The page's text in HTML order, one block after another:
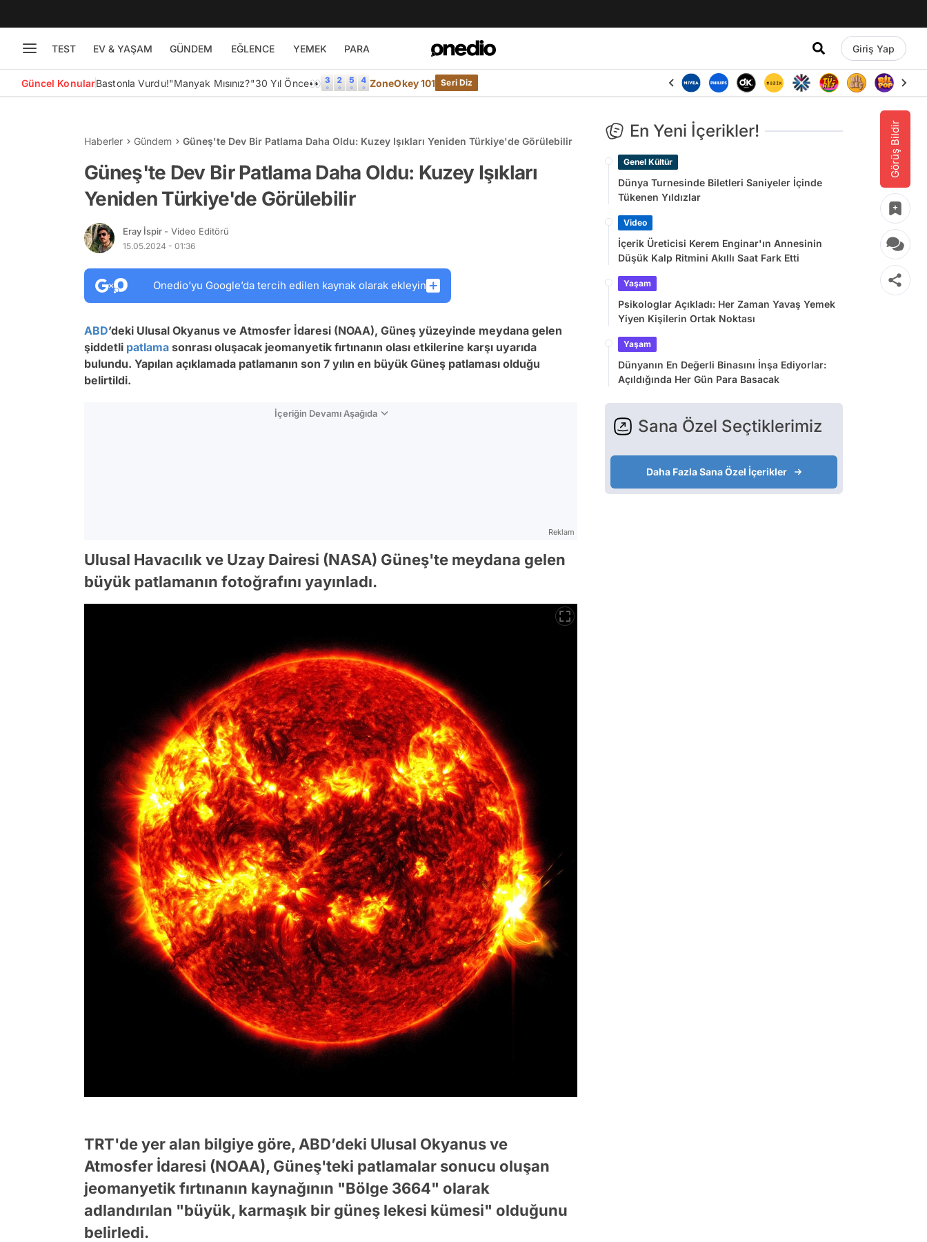
TEST EV & YAŞAM GÜNDEM EĞLENCE YEMEK PARA Giriş Yap
Güncel KonularBastonla Vurdu!"Manyak Mısınız?"30 Yıl Önce👀 ZoneOkey 101 Seri Diz
Görüş Bildir
Haberler Gündem Güneş'te Dev Bir Patlama Daha Oldu: Kuzey Işıkları Yeniden Türkiye'de Görülebilir
Güneş'te Dev Bir Patlama Daha Oldu: Kuzey Işıkları
Yeniden Türkiye'de Görülebilir
Eray İspir - Video Editörü
15.05.2024 - 01:36
Onedio’yu Google’da tercih edilen kaynak olarak ekleyin
ABD’deki Ulusal Okyanus ve Atmosfer İdaresi (NOAA), Güneş yüzeyinde meydana gelen
şiddetli patlama sonrası oluşacak jeomanyetik fırtınanın olası etkilerine karşı uyarıda
bulundu. Yapılan açıklamada patlamanın son 7 yılın en büyük Güneş patlaması olduğu
belirtildi.
İçeriğin Devamı Aşağıda
Reklam
Ulusal Havacılık ve Uzay Dairesi (NASA) Güneş'te meydana gelen
büyük patlamanın fotoğrafını yayınladı.
TRT'de yer alan bilgiye göre, ABD’deki Ulusal Okyanus ve
Atmosfer İdaresi (NOAA), Güneş'teki patlamalar sonucu oluşan
jeomanyetik fırtınanın kaynağının "Bölge 3664" olarak
adlandırılan "büyük, karmaşık bir güneş lekesi kümesi" olduğunu
belirledi.
En Yeni İçerikler!
Genel Kültür
Dünya Turnesinde Biletleri Saniyeler İçinde
Tükenen Yıldızlar
Video
İçerik Üreticisi Kerem Enginar'ın Annesinin
Düşük Kalp Ritmini Akıllı Saat Fark Etti
Yaşam
Psikologlar Açıkladı: Her Zaman Yavaş Yemek
Yiyen Kişilerin Ortak Noktası
Yaşam
Dünyanın En Değerli Binasını İnşa Ediyorlar:
Açıldığında Her Gün Para Basacak
Sana Özel Seçtiklerimiz
Daha Fazla Sana Özel İçerikler